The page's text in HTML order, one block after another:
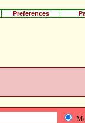
Preferences